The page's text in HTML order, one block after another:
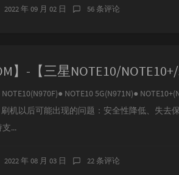
2022 年 09 月 02 日 56 条评论
NOTE10 5G(N971N)●
机以后可能出现的问题：安全性降低、失去
...
2022 年 08 月 03 日 22 条评论